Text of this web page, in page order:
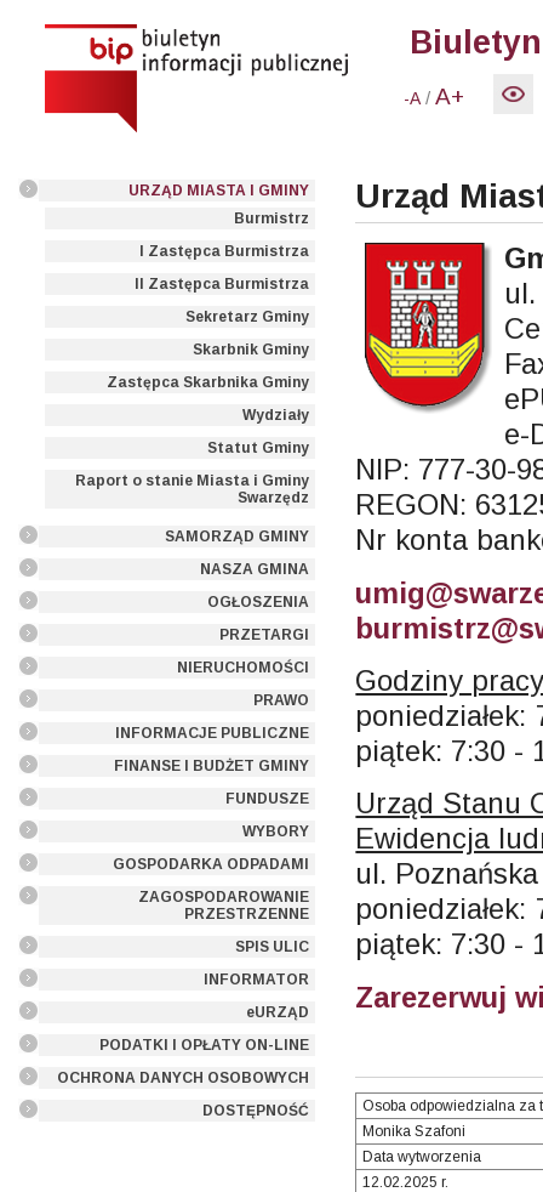
-A /A+
URZĄD MIASTA I GMINY
Burmistrz
I Zastępca Burmistrza
II Zastępca Burmistrza
Sekretarz Gminy
Skarbnik Gminy
Zastępca Skarbnika Gminy
Wydziały
Statut Gminy
Raport o stanie Miasta i Gminy
Swarzędz
SAMORZĄD GMINY
NASZA GMINA
OGŁOSZENIA
PRZETARGI
NIERUCHOMOŚCI
PRAWO
INFORMACJE PUBLICZNE
FINANSE I BUDŻET GMINY
FUNDUSZE
WYBORY
GOSPODARKA ODPADAMI
ZAGOSPODAROWANIE
PRZESTRZENNE
SPIS ULIC
INFORMATOR
eURZĄD
PODATKI I OPŁATY ON-LINE
OCHRONA DANYCH OSOBOWYCH
DOSTĘPNOŚĆ
Urząd
e-
NIP: 777-30-
REGON:
Nr konta
Godziny
piątek: 7:30 -
Urząd Stanu
Ewidencja
ul.
piątek: 7:30 -
Zarezerwuj
Osoba odpowiedzialna za
Monika Szafoni
Data wytworzenia
12.02.2025 r.